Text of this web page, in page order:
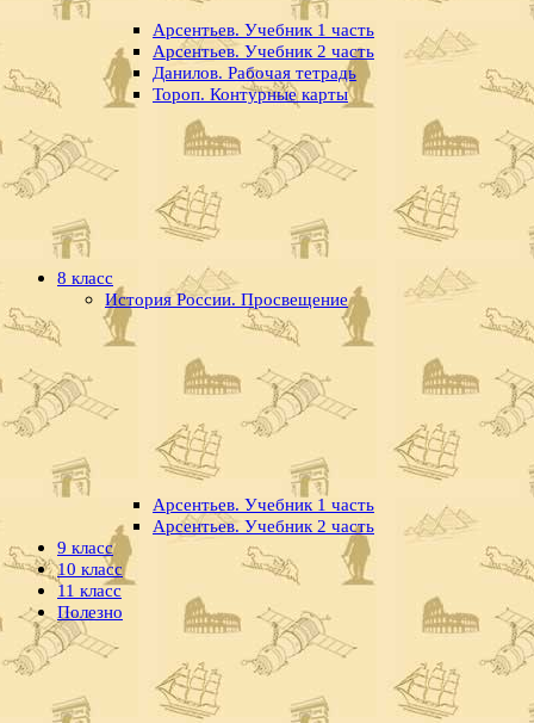
Арсентьев. Учебник 1 часть
Арсентьев. Учебник 2 часть
Данилов. Рабочая тетрадь
Тороп. Контурные карты
8 класс
История России. Просвещение
Арсентьев. Учебник 1 часть
Арсентьев. Учебник 2 часть
9 класс
10 класс
11 класс
Полезно